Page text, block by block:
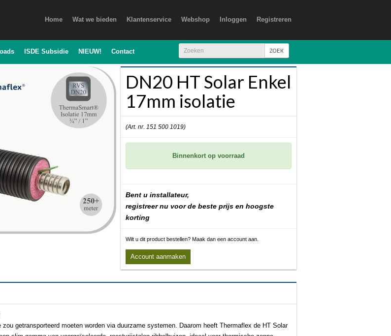
Home Wat we bieden Klantenservice Webshop Inloggen Registreren
ISDE Subsidie NIEUW! Contact ZOEK
DN20 HT Solar Enkel
17mm isolatie
(Art. nr. 151 500 1019)
Binnenkort op voorraad
Bent u installateur,
registreer nu voor de beste prijs en hoogste
korting
Wilt u dit product bestellen? Maak dan een account aan.
Account aanmaken
zou getransporteerd moeten worden via duurzame systemen. Daarom heeft Thermaflex de HT Solar